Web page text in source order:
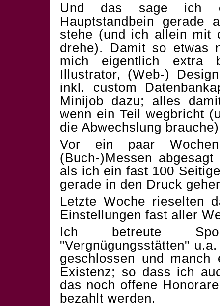
Und das sage ich
Hauptstandbein gerade
stehe (und ich allein mit
drehe). Damit so etwas
mich eigentlich extra
Illustrator, (Web-)
inkl. custom
Minijob dazu; alles
wenn ein Teil wegbricht
die Abwechslung
Vor ein paar
(Buch-)Messen
als ich ein fast 100
gerade in den Druck
Letzte Woche rieselten
Einstellungen fast aller
Ich betreute
"Vergnügungsstätten"
geschlossen und
Existenz; so dass ich
das noch offene
bezahlt werden.